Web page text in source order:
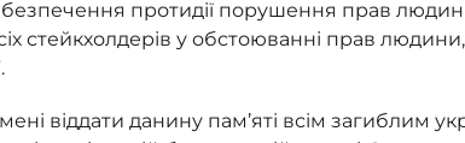
протидії порушення прав
стейкхолдерів у обстоюванні прав
віддати данину пам’яті всім загиблим